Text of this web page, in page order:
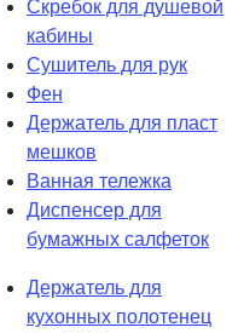
Скребок для душевой
кабины
Сушитель для рук
Фен
Держатель для пласт
мешков
Ванная тележка
Диспенсер для
бумажных салфеток
Держатель для
кухонных полотенец